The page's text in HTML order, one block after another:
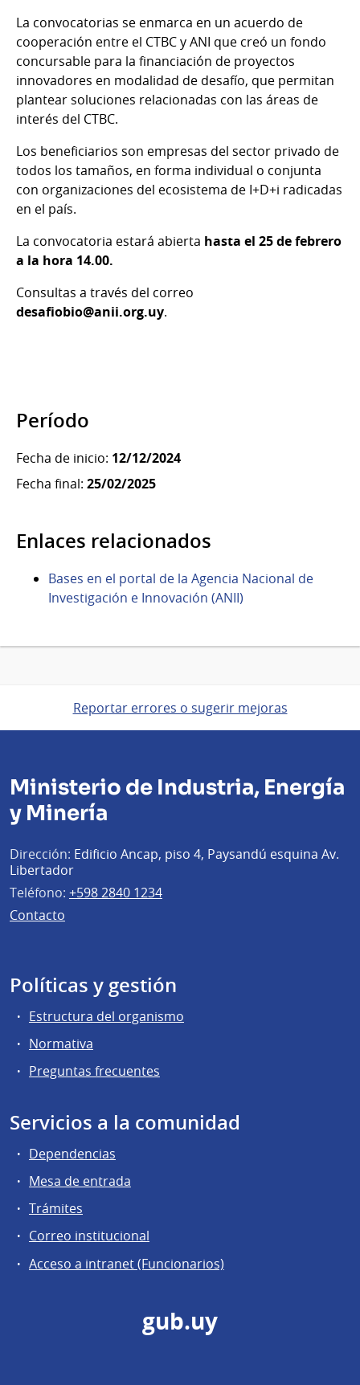
La convocatorias se enmarca en un acuerdo de
cooperación entre el CTBC y ANI que creó un fondo
concursable para la financiación de proyectos
innovadores en modalidad de desafío, que permitan
plantear soluciones relacionadas con las áreas de
interés del CTBC.
Los beneficiarios son empresas del sector privado de
todos los tamaños, en forma individual o conjunta
con organizaciones del ecosistema de I+D+i radicadas
en el país.
La convocatoria estará abierta hasta el 25 de febrero
a la hora 14.00.
Consultas a través del correo
desafiobio@anii.org.uy.
Período
Fecha de inicio: 12/12/2024
Fecha final: 25/02/2025
Enlaces relacionados
Bases en el portal de la Agencia Nacional de
Investigación e Innovación (ANII)
Reportar errores o sugerir mejoras
Ministerio de Industria, Energía
y Minería
Dirección: Edificio Ancap, piso 4, Paysandú esquina Av.
Libertador
Teléfono: +598 2840 1234
Contacto
Políticas y gestión
Estructura del organismo
Normativa
Preguntas frecuentes
Servicios a la comunidad
Dependencias
Mesa de entrada
Trámites
Correo institucional
Acceso a intranet (Funcionarios)
gub.uy